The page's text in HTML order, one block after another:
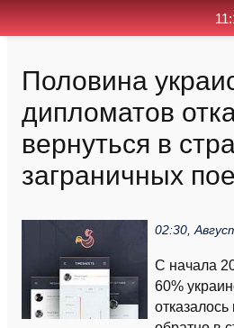
Половина
дипломатов
вернуться в
заграничных
02:30,
С начала
60%